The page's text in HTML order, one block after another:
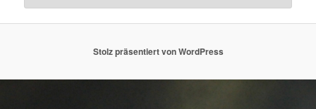
Stolz präsentiert von WordPress